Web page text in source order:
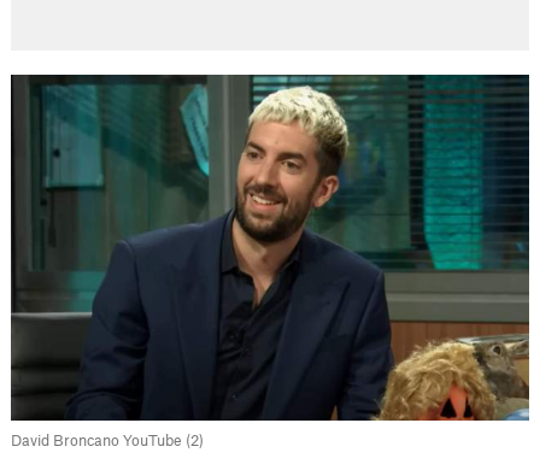
David Broncano YouTube (2)